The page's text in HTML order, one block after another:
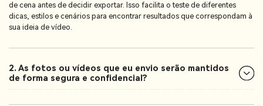
de cena antes de decidir exportar. Isso facilita o teste de diferentes
dicas, estilos e cenários para encontrar resultados que correspondam à
sua ideia de vídeo.
2. As fotos ou vídeos que eu envio serão mantidos
de forma segura e confidencial?